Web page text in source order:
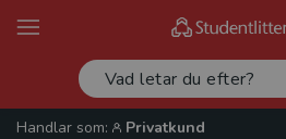
Handlar som:
Privatkund